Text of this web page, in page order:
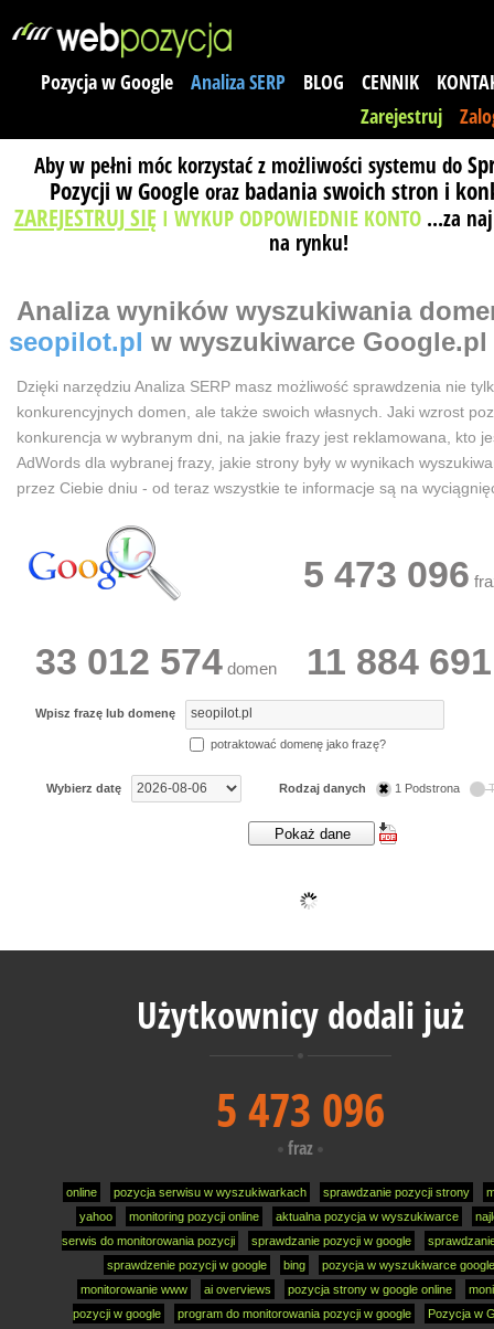
Pozycja w Google Analiza SERP BLOG CENNIK
Zarejestruj
Aby w pełni móc korzystać z możliwości systemu do
Pozycji w Google oraz badania swoich stron i
ZAREJESTRUJ SIĘ I WYKUP ODPOWIEDNIE KONTO ...za
na rynku!
Analiza wyników wyszukiwania
seopilot.pl w wyszukiwarce Google.pl
Dzięki narzędziu Analiza SERP masz możliwość sprawdzenia nie
konkurencyjnych domen, ale także swoich własnych. Jaki wzrost
konkurencja w wybranym dni, na jakie frazy jest reklamowana, kto
AdWords dla wybranej frazy, jakie strony były w wynikach
przez Ciebie dniu - od teraz wszystkie te informacje są na
5 473 096
33 012 574 domen 11 884 691
Wpisz frazę lub domenę
potraktować domenę jako frazę?
Wybierz datę Rodzaj danych 1 Podstrona
Użytkownicy dodali już
5 473 096
fraz
online pozycja serwisu w wyszukiwarkach sprawdzanie pozycji strony
yahoo
monitoring pozycji online aktualna pozycja w wyszukiwarce
serwis do monitorowania pozycji
sprawdzanie pozycji w google
sprawdzenie pozycji w google
bing
pozycja w wyszukiwarce google
monitorowanie www
ai overviews pozycja strony w google online
pozycji w google
program do monitorowania pozycji w google Pozycja w